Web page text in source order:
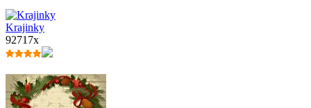
Krajinky
92717x